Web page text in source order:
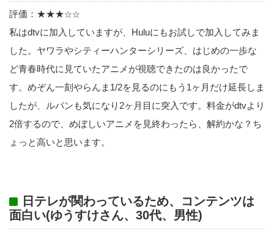
評価：★★★☆☆
私はdtvに加入していますが、Huluにもお試しで加入してみま
した。ヤワラやシティーハンターシリーズ、はじめの一歩な
ど青春時代に見ていたアニメが視聴できたのは良かったで
す。めぞん一刻やらんま1/2を見るのにもう1ヶ月だけ延長しま
したが、ルパンも気になり2ヶ月目に突入です。料金がdtvより
2倍するので、めぼしいアニメを見終わったら、解約かな？ち
ょっと高いと思います。
日テレが関わっているため、コンテンツは
面白い(ゆうすけさん、30代、男性)